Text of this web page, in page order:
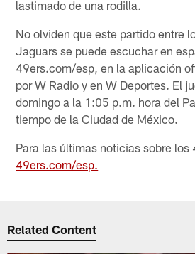
lastimado de una rodilla.
No olviden que este partido entre
Jaguars se puede escuchar en
49ers.com/esp, en la aplicación
por W Radio y en W Deportes. El
domingo a la 1:05 p.m. hora del
tiempo de la Ciudad de México.
Para las últimas noticias sobre los
49ers.com/esp.
Related Content